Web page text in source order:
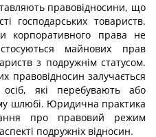
правовідносини, що
господарських товариств.
корпоративного права не
майнових прав
з подружнім статусом.
правовідносин залучається
осіб, які перебувають або
шлюбі. Юридична практика
про правовий режим
подружніх відносин.